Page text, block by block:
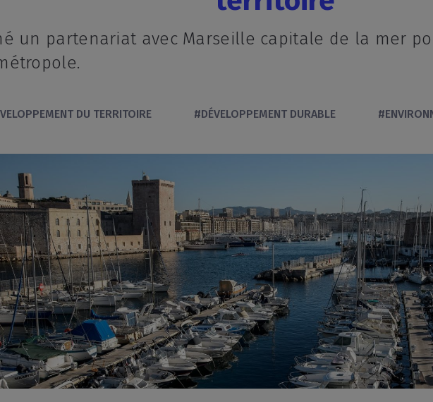
un partenariat avec Marseille capitale de la mer
DU TERRITOIRE #DÉVELOPPEMENT DURABLE